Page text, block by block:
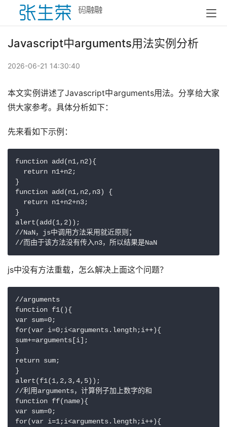
Javascript中arguments用法实例分析
2026-06-21 14:30:40
本文实例讲述了Javascript中arguments用法。分享给大家
供大家参考。具体分析如下：
先来看如下示例：
function add(n1,n2){
  return n1+n2;
}
function add(n1,n2,n3) {
  return n1+n2+n3;
}
alert(add(1,2));
//NaN，js中调用方法采用就近原则；
js中没有方法重载，怎么解决上面这个问题？
//arguments
function f1(){
var sum=0;
for(var i=0;i<arguments.length;i++){
sum+=arguments[i];
}
return sum;
}
alert(f1(1,2,3,4,5));
//利用arguments，计算例子加上数字的和
function ff(name){
var sum=0;
for(var i=1;i<arguments.length;i++){